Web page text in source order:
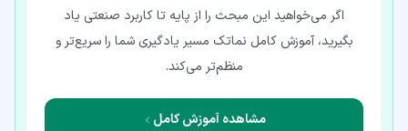
اگر می‌خواهید این مبحث را از پایه تا کاربرد صنعتی یاد
بگیرید، آموزش کامل نماتک مسیر یادگیری شما را سریع‌تر و
منظم‌تر می‌کند.
مشاهده آموزش کامل